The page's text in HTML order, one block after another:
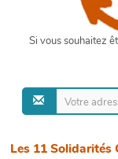
Si vous souhaitez
Les 11 Solidarités